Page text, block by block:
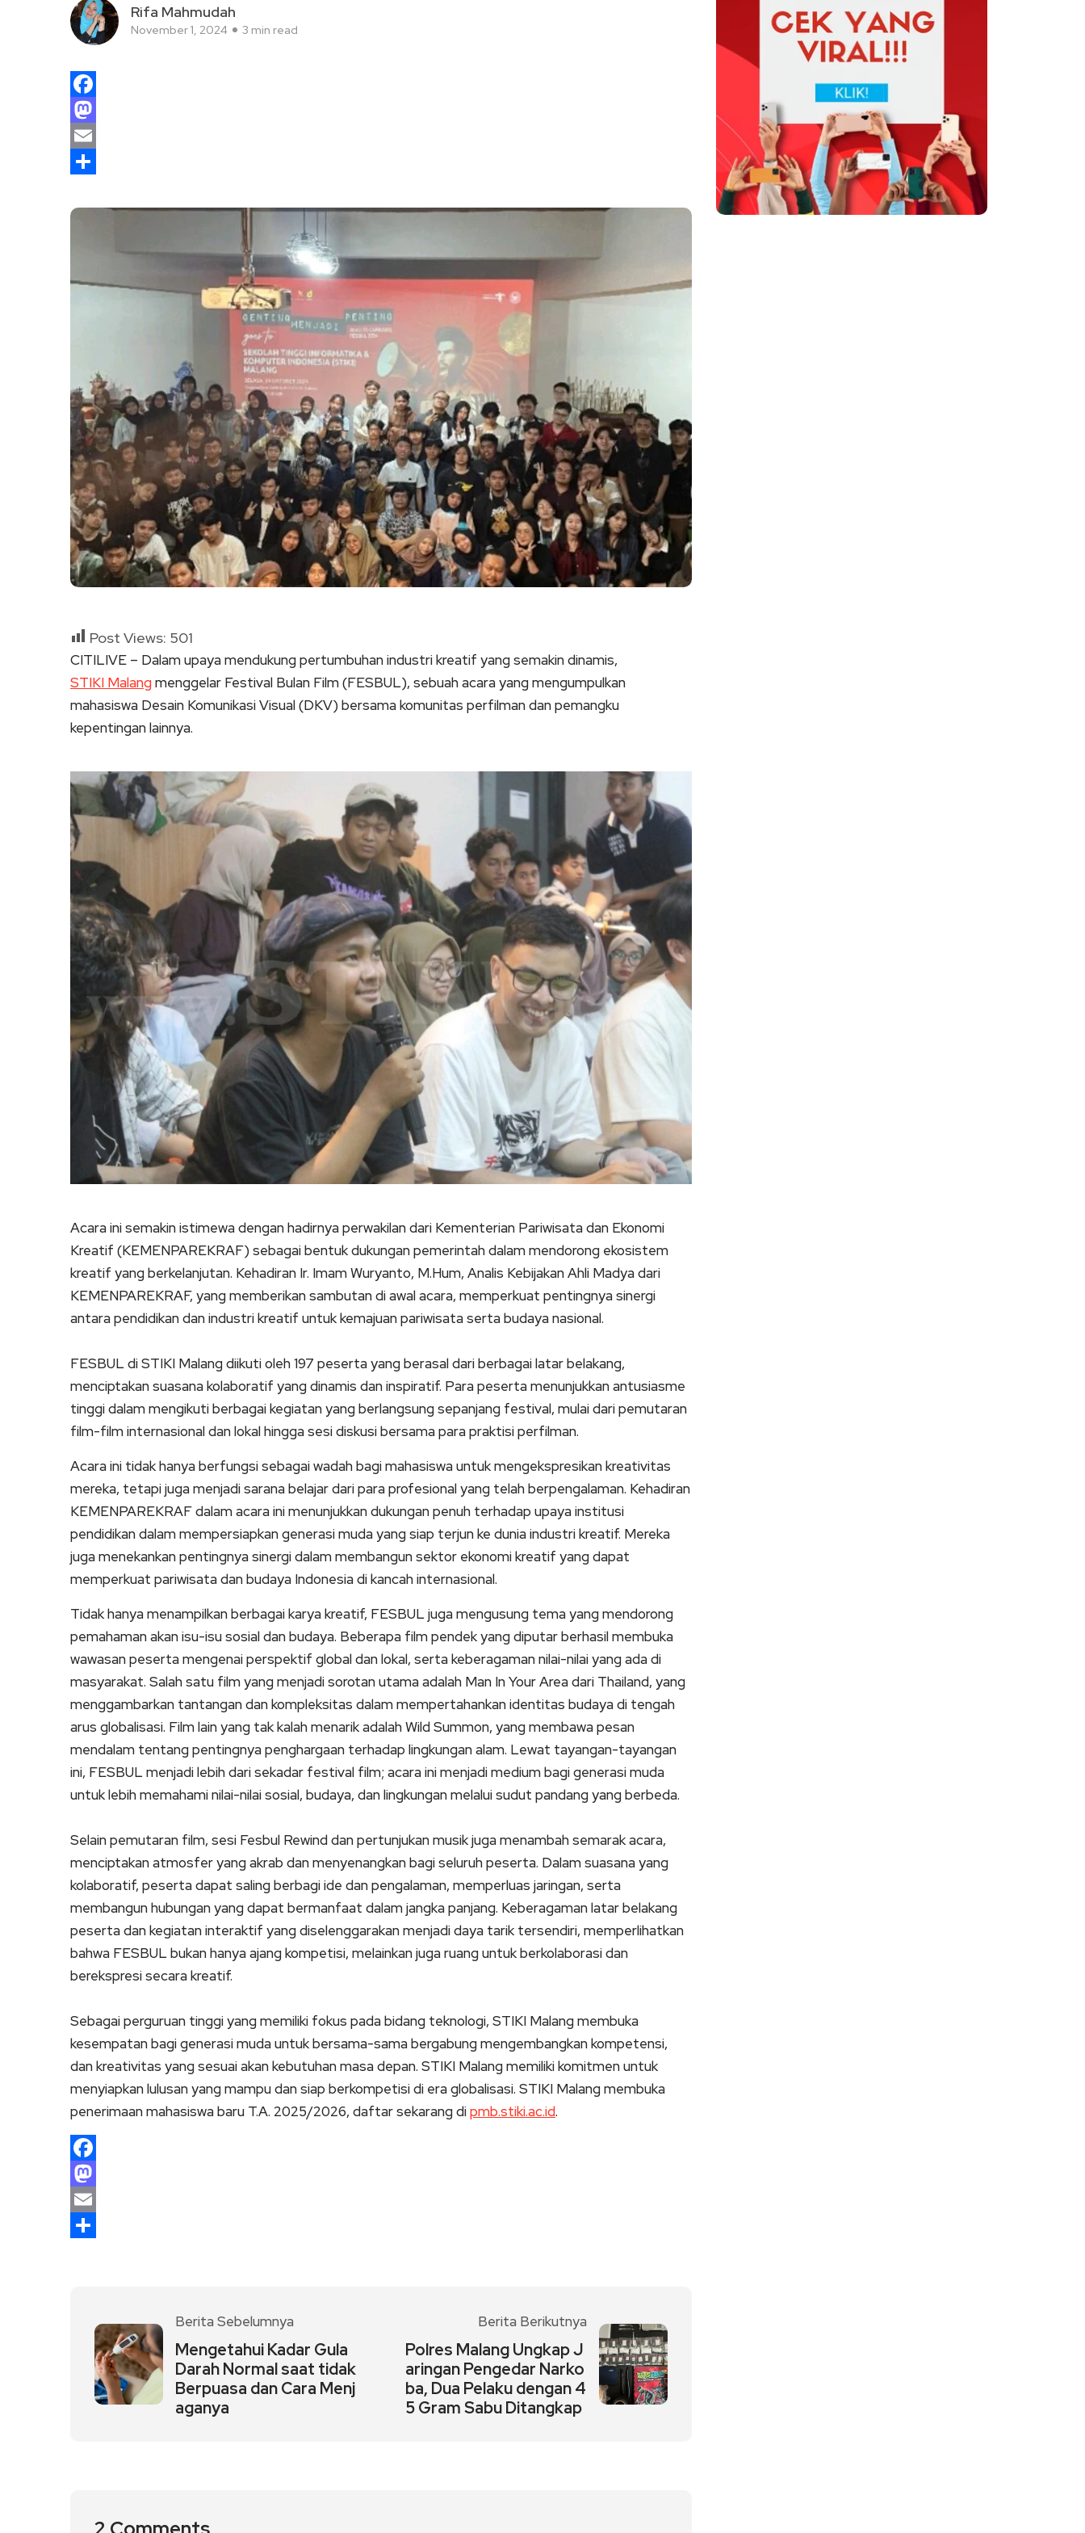
Rifa Mahmudah
November 1, 2024 3 min read
Facebook
Mastodon
Email
Post Views: 501
CITILIVE – Dalam upaya mendukung pertumbuhan industri kreatif yang semakin dinamis,
STIKI Malangmenggelar Festival Bulan Film (FESBUL), sebuah acara yang mengumpulkan
mahasiswa Desain Komunikasi Visual (DKV) bersama komunitas perfilman dan pemangku
kepentingan lainnya.
Acara ini semakin istimewa dengan hadirnya perwakilan dari Kementerian Pariwisata dan Ekonomi
Kreatif (KEMENPAREKRAF) sebagai bentuk dukungan pemerintah dalam mendorong ekosistem
kreatif yang berkelanjutan. Kehadiran Ir. Imam Wuryanto, M.Hum, Analis Kebijakan Ahli Madya dari
KEMENPAREKRAF, yang memberikan sambutan di awal acara, memperkuat pentingnya sinergi
antara pendidikan dan industri kreatif untuk kemajuan pariwisata serta budaya nasional.
FESBUL di STIKI Malang diikuti oleh 197 peserta yang berasal dari berbagai latar belakang,
menciptakan suasana kolaboratif yang dinamis dan inspiratif. Para peserta menunjukkan antusiasme
tinggi dalam mengikuti berbagai kegiatan yang berlangsung sepanjang festival, mulai dari pemutaran
film-film internasional dan lokal hingga sesi diskusi bersama para praktisi perfilman.
Acara ini tidak hanya berfungsi sebagai wadah bagi mahasiswa untuk mengekspresikan kreativitas
mereka, tetapi juga menjadi sarana belajar dari para profesional yang telah berpengalaman. Kehadiran
KEMENPAREKRAF dalam acara ini menunjukkan dukungan penuh terhadap upaya institusi
pendidikan dalam mempersiapkan generasi muda yang siap terjun ke dunia industri kreatif. Mereka
juga menekankan pentingnya sinergi dalam membangun sektor ekonomi kreatif yang dapat
memperkuat pariwisata dan budaya Indonesia di kancah internasional.
Tidak hanya menampilkan berbagai karya kreatif, FESBUL juga mengusung tema yang mendorong
pemahaman akan isu-isu sosial dan budaya. Beberapa film pendek yang diputar berhasil membuka
wawasan peserta mengenai perspektif global dan lokal, serta keberagaman nilai-nilai yang ada di
masyarakat. Salah satu film yang menjadi sorotan utama adalah Man In Your Area dari Thailand, yang
menggambarkan tantangan dan kompleksitas dalam mempertahankan identitas budaya di tengah
arus globalisasi. Film lain yang tak kalah menarik adalah Wild Summon, yang membawa pesan
mendalam tentang pentingnya penghargaan terhadap lingkungan alam. Lewat tayangan-tayangan
ini, FESBUL menjadi lebih dari sekadar festival film; acara ini menjadi medium bagi generasi muda
untuk lebih memahami nilai-nilai sosial, budaya, dan lingkungan melalui sudut pandang yang berbeda.
Selain pemutaran film, sesi Fesbul Rewind dan pertunjukan musik juga menambah semarak acara,
menciptakan atmosfer yang akrab dan menyenangkan bagi seluruh peserta. Dalam suasana yang
kolaboratif, peserta dapat saling berbagi ide dan pengalaman, memperluas jaringan, serta
membangun hubungan yang dapat bermanfaat dalam jangka panjang. Keberagaman latar belakang
peserta dan kegiatan interaktif yang diselenggarakan menjadi daya tarik tersendiri, memperlihatkan
bahwa FESBUL bukan hanya ajang kompetisi, melainkan juga ruang untuk berkolaborasi dan
berekspresi secara kreatif.
Sebagai perguruan tinggi yang memiliki fokus pada bidang teknologi, STIKI Malang membuka
kesempatan bagi generasi muda untuk bersama-sama bergabung mengembangkan kompetensi,
dan kreativitas yang sesuai akan kebutuhan masa depan. STIKI Malang memiliki komitmen untuk
menyiapkan lulusan yang mampu dan siap berkompetisi di era globalisasi. STIKI Malang membuka
penerimaan mahasiswa baru T.A. 2025/2026, daftar sekarang dipmb.stiki.ac.id.
Facebook
Mastodon
Email
Berita Sebelumnya
Mengetahui Kadar Gula
Darah Normal saat tidak
Berpuasa dan Cara Menj
aganya
Berita Berikutnya
Polres Malang Ungkap J
aringan Pengedar Narko
ba, Dua Pelaku dengan 4
5 Gram Sabu Ditangkap